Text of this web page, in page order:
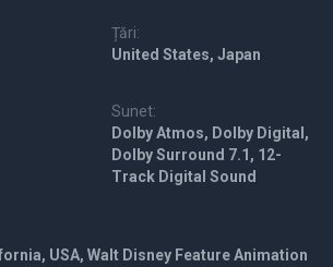
Țări:
United States, Japan
Sunet:
Dolby Atmos, Dolby Digital,
Dolby Surround 7.1, 12-
Track Digital Sound
USA, Walt Disney Feature Animation